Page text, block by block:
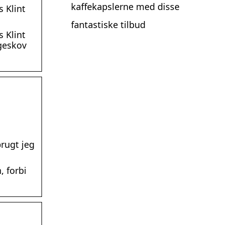
Klint
Klint
jeg
forbi
kaffekapslerne med disse
fantastiske tilbud